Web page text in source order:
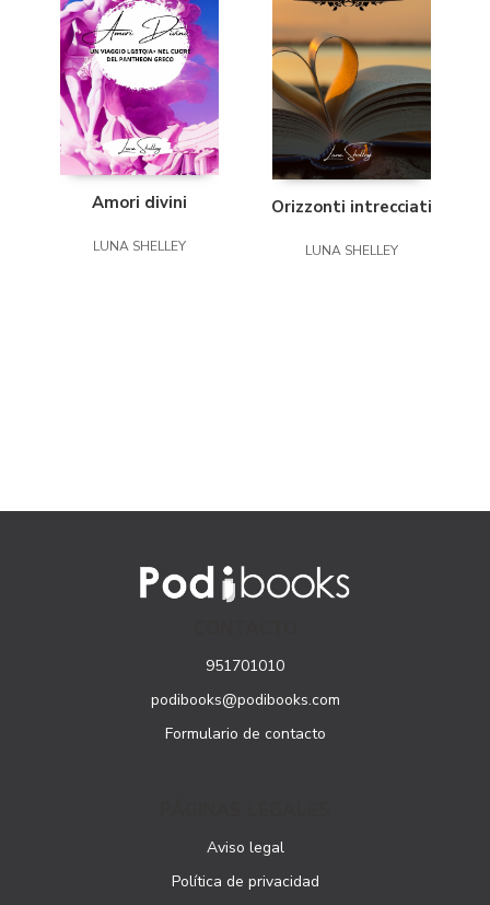
Amori divini
LUNA SHELLEY
Orizzonti intrecciati
LUNA SHELLEY
951701010
podibooks@podibooks.com
Formulario de contacto
Aviso legal
Política de privacidad